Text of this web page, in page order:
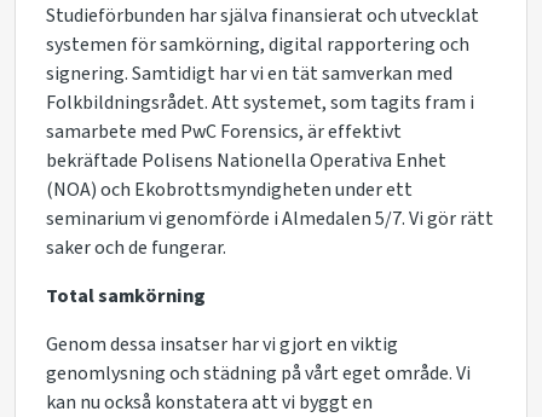
Studieförbunden har själva finansierat och utvecklat
systemen för samkörning, digital rapportering och
signering. Samtidigt har vi en tät samverkan med
Folkbildningsrådet. Att systemet, som tagits fram i
samarbete med PwC Forensics, är effektivt
bekräftade Polisens Nationella Operativa Enhet
(NOA) och Ekobrottsmyndigheten under ett
seminarium vi genomförde i Almedalen 5/7. Vi gör rätt
saker och de fungerar.
Total samkörning
Genom dessa insatser har vi gjort en viktig
genomlysning och städning på vårt eget område. Vi
kan nu också konstatera att vi byggt en